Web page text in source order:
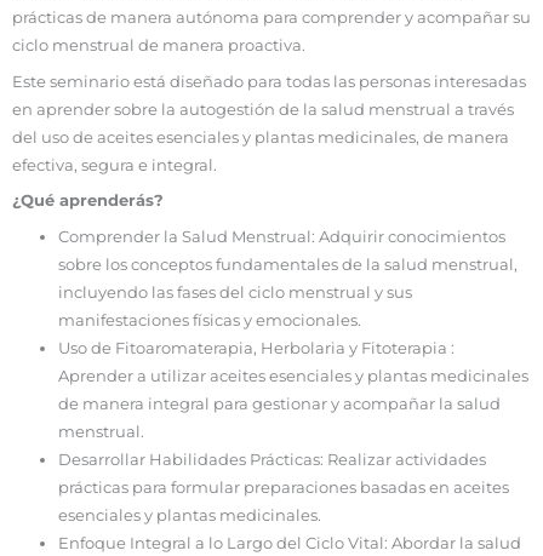
prácticas de manera autónoma para comprender y acompañar su
ciclo menstrual de manera proactiva.
Este seminario está diseñado para todas las personas interesadas
en aprender sobre la autogestión de la salud menstrual a través
del uso de aceites esenciales y plantas medicinales, de manera
efectiva, segura e integral.
¿Qué aprenderás?
Comprender la Salud Menstrual: Adquirir conocimientos
sobre los conceptos fundamentales de la salud menstrual,
incluyendo las fases del ciclo menstrual y sus
manifestaciones físicas y emocionales.
Uso de Fitoaromaterapia, Herbolaria y Fitoterapia :
Aprender a utilizar aceites esenciales y plantas medicinales
de manera integral para gestionar y acompañar la salud
menstrual.
Desarrollar Habilidades Prácticas: Realizar actividades
prácticas para formular preparaciones basadas en aceites
esenciales y plantas medicinales.
Enfoque Integral a lo Largo del Ciclo Vital: Abordar la salud